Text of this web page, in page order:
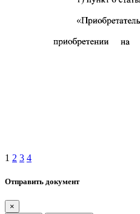
1 2 3 4
Отправить документ
×